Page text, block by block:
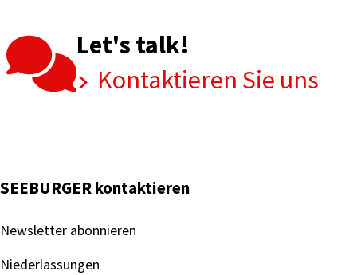
Let's talk!
Kontaktieren Sie uns
SEEBURGER kontaktieren
Newsletter abonnieren
Niederlassungen